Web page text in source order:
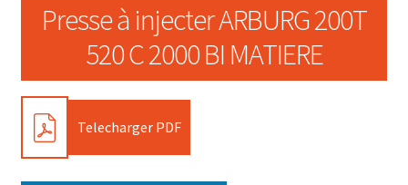
Presse à injecter ARBURG 200T
520 C 2000 BI MATIERE
PDF Telecharger PDF